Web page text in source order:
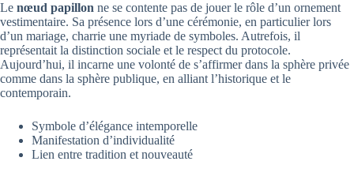
Le nœud papillon ne se contente pas de jouer le rôle d’un ornement
vestimentaire. Sa présence lors d’une cérémonie, en particulier lors
d’un mariage, charrie une myriade de symboles. Autrefois, il
représentait la distinction sociale et le respect du protocole.
Aujourd’hui, il incarne une volonté de s’affirmer dans la sphère privée
comme dans la sphère publique, en alliant l’historique et le
contemporain.
Symbole d’élégance intemporelle
Manifestation d’individualité
Lien entre tradition et nouveauté